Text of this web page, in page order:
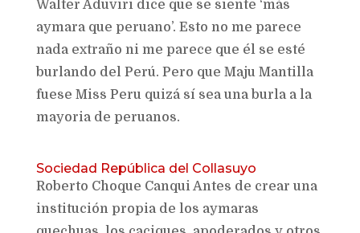
Walter Aduviri dice que se siente ‘más
aymara que peruano’. Esto no me parece
nada extraño ni me parece que él se esté
burlando del Perú. Pero que Maju Mantilla
fuese Miss Peru quizá sí sea una burla a la
mayoria de peruanos.
Sociedad República del Collasuyo
Roberto Choque Canqui Antes de crear una
institución propia de los aymaras